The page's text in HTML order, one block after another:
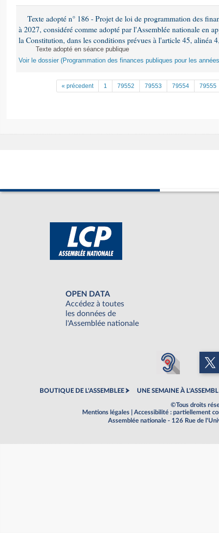
Texte adopté n° 186 - Projet de loi de programmation des
à 2027, considéré comme adopté par l'Assemblée nationale en
la Constitution, dans les conditions prévues à l'article 45, alinéa
Texte adopté en séance publique
Voir le dossier (Programmation des finances publiques pour les
« précedent 1 79552 79553 79554 79555
OPEN DATA
Accédez à toutes
les données de
l'Assemblée nationale
BOUTIQUE DE L'ASSEMBLEE UNE SEMAINE À
©Tous droits
Mentions légales
Accessibilité : partiellement
Assemblée nationale - 126 Rue de